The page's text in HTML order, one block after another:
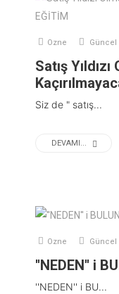
Ozne Güncel
Satış
Siz de " satış...
DEVAMI...
Ozne Güncel
''NEDEN'' i
''NEDEN'' i BU...